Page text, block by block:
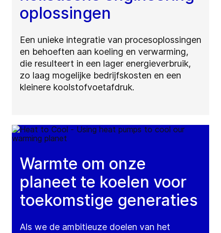
oplossingen
Een unieke integratie van procesoplossingen
en behoeften aan koeling en verwarming,
die resulteert in een lager energieverbruik,
zo laag mogelijke bedrijfskosten en een
kleinere koolstofvoetafdruk.
Warmte om onze
planeet te koelen voor
toekomstige generaties
Als we de ambitieuze doelen van het